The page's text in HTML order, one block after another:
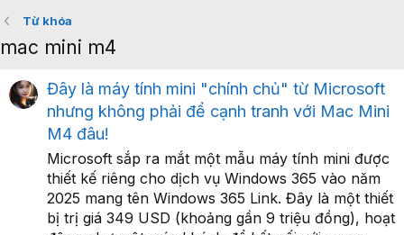
Từ khóa
mac mini m4
Đây là máy tính mini "chính chủ" từ Microsoft
nhưng không phải để cạnh tranh với Mac Mini
M4 đâu!
Microsoft sắp ra mắt một mẫu máy tính mini được
thiết kế riêng cho dịch vụ Windows 365 vào năm
2025 mang tên Windows 365 Link. Đây là một thiết
bị trị giá 349 USD (khoảng gần 9 triệu đồng), hoạt